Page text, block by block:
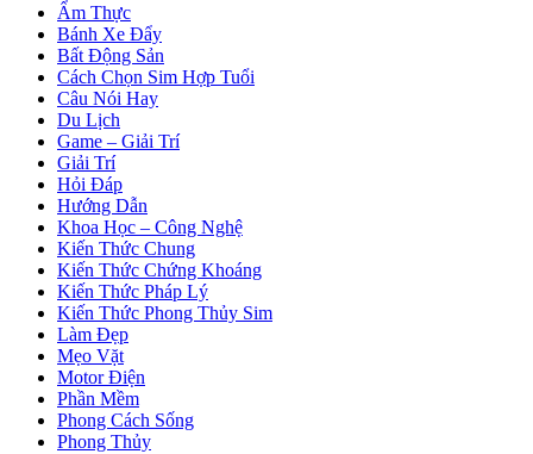
Ẩm Thực
Bánh Xe Đẩy
Bất Động Sản
Cách Chọn Sim Hợp Tuổi
Câu Nói Hay
Du Lịch
Game – Giải Trí
Giải Trí
Hỏi Đáp
Hướng Dẫn
Khoa Học – Công Nghệ
Kiến Thức Chung
Kiến Thức Chứng Khoáng
Kiến Thức Pháp Lý
Kiến Thức Phong Thủy Sim
Làm Đẹp
Mẹo Vặt
Motor Điện
Phần Mềm
Phong Cách Sống
Phong Thủy